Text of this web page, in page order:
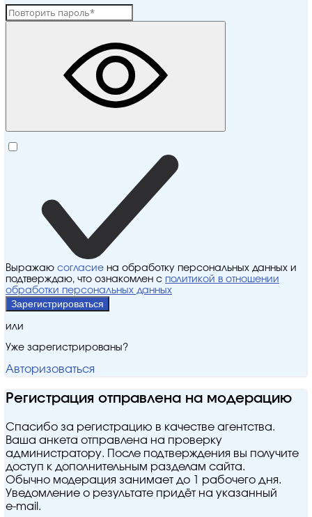
Выражаю согласие на обработку персональных данных и
подтверждаю, что ознакомлен с политикой в отношении
обработки персональных данных
Зарегистрироваться
или
Уже зарегистрированы?
Авторизоваться
Регистрация отправлена на модерацию
Спасибо за регистрацию в качестве агентства.
Ваша анкета отправлена на проверку
администратору. После подтверждения вы получите
доступ к дополнительным разделам сайта.
Обычно модерация занимает до 1 рабочего дня.
Уведомление о результате придёт на указанный
e‑mail.